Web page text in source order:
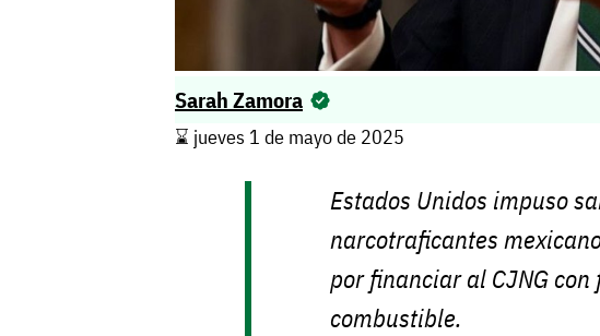
Sarah Zamora
⌛️ jueves 1 de mayo de 2025
Estados Unidos impuso
narcotraficantes
por financiar al CJNG
combustible.